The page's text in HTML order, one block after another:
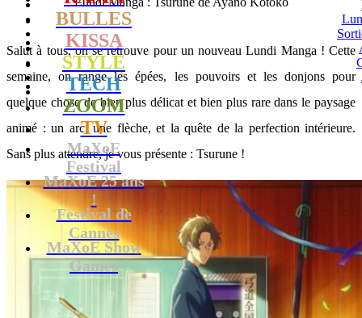
BULLES
KISSA
STYLE
TECH
ZOOM
TV
MaXoE
Festival
MaXoE 25 ans
!
Festival de
Cannes
MaXoE Show
Games
Salut à tous, on se retrouve pour un nouveau Lundi Manga ! Cette
semaine, on range les épées, les pouvoirs et les donjons pour
quelque chose de bien plus délicat et bien plus rare dans le paysage
animé : un arc, une flèche, et la quête de la perfection intérieure.
Sans plus attendre, je vous présente : Tsurune !